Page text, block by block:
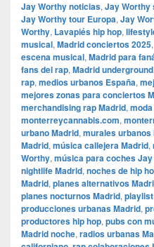
Jay Worthy noticias, Jay Worthy
Jay Worthy tour Europa, Jay
Worthy, Lavapiés hip hop,
musical, Madrid conciertos 2025,
escena musical, Madrid para
fans del rap, Madrid underground
rap, medios urbanos España,
mejores zonas para conciertos
merchandising rap Madrid,
monterreycannabis.com,
urbano Madrid, murales urbanos
Madrid, música callejera Madrid,
Worthy, música para coches
nightlife Madrid, noches de hip
Madrid, planes alternativos
planes nocturnos Madrid,
producciones urbanas Madrid,
productores hip hop, pubs con
Madrid noche, radios urbanas